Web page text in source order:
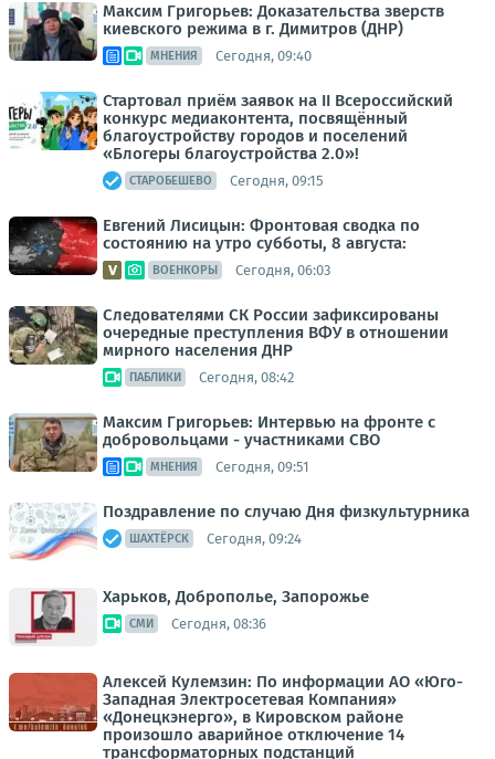
Максим Григорьев: Доказательства зверств
киевского режима в г. Димитров (ДНР)
МНЕНИЯ Сегодня, 09:40
Стартовал приём заявок на II Всероссийский
конкурс медиаконтента, посвящённый
благоустройству городов и поселений
«Блогеры благоустройства 2.0»!
СТАРОБЕШЕВО Сегодня, 09:15
Евгений Лисицын: Фронтовая сводка по
состоянию на утро субботы, 8 августа:
ВОЕНКОРЫ Сегодня, 06:03
Следователями СК России зафиксированы
очередные преступления ВФУ в отношении
мирного населения ДНР
ПАБЛИКИ Сегодня, 08:42
Максим Григорьев: Интервью на фронте с
добровольцами - участниками СВО
МНЕНИЯ Сегодня, 09:51
Поздравление по случаю Дня физкультурника
ШАХТЁРСК Сегодня, 09:24
Харьков, Доброполье, Запорожье
СМИ Сегодня, 08:36
Алексей Кулемзин: По информации АО «Юго-
Западная Электросетевая Компания»
«Донецкэнерго», в Кировском районе
произошло аварийное отключение 14
трансформаторных подстанций